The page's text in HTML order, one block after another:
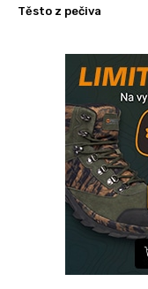
Těsto z pečiva